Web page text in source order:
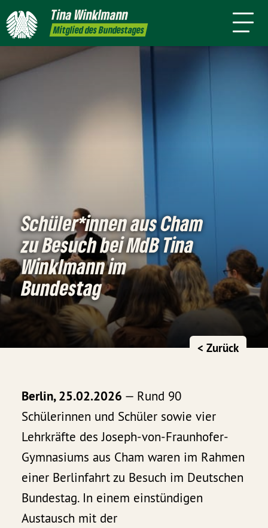
TinaWinklmann
Mitglied des Bundestages
Presse Termine Kontakt
mich
Schüler*innen aus Cham
zu Besuch bei MdB Tina
Winklmann im
Bundestag
< Zurück
Berlin, 25.02.2026 — Rund 90
Schülerinnen und Schüler sowie vier
Lehrkräfte des Joseph-von-Fraunhofer-
Gymnasiums aus Cham waren im Rahmen
einer Berlinfahrt zu Besuch im Deutschen
Bundestag. In einem einstündigen
Austausch mit der